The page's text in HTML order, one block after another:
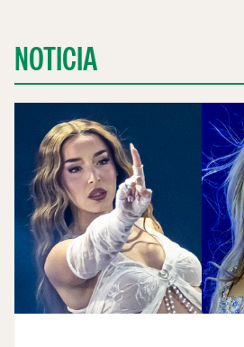
NOTICIA